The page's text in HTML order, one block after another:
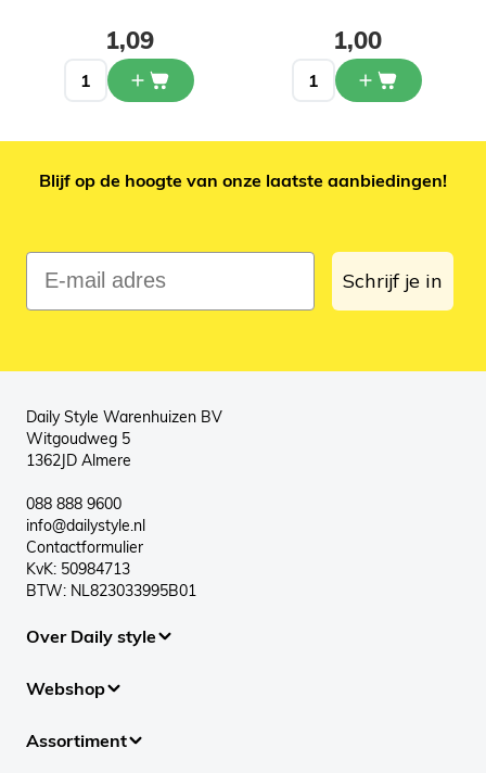
1,09 1,00
Blijf op de hoogte van onze laatste aanbiedingen!
E-mail adres
Schrijf je in
Daily Style Warenhuizen BV
Witgoudweg 5
1362JD Almere
088 888 9600
info@dailystyle.nl
Contactformulier
KvK: 50984713
BTW: NL823033995B01
Over Daily style
Webshop
Assortiment